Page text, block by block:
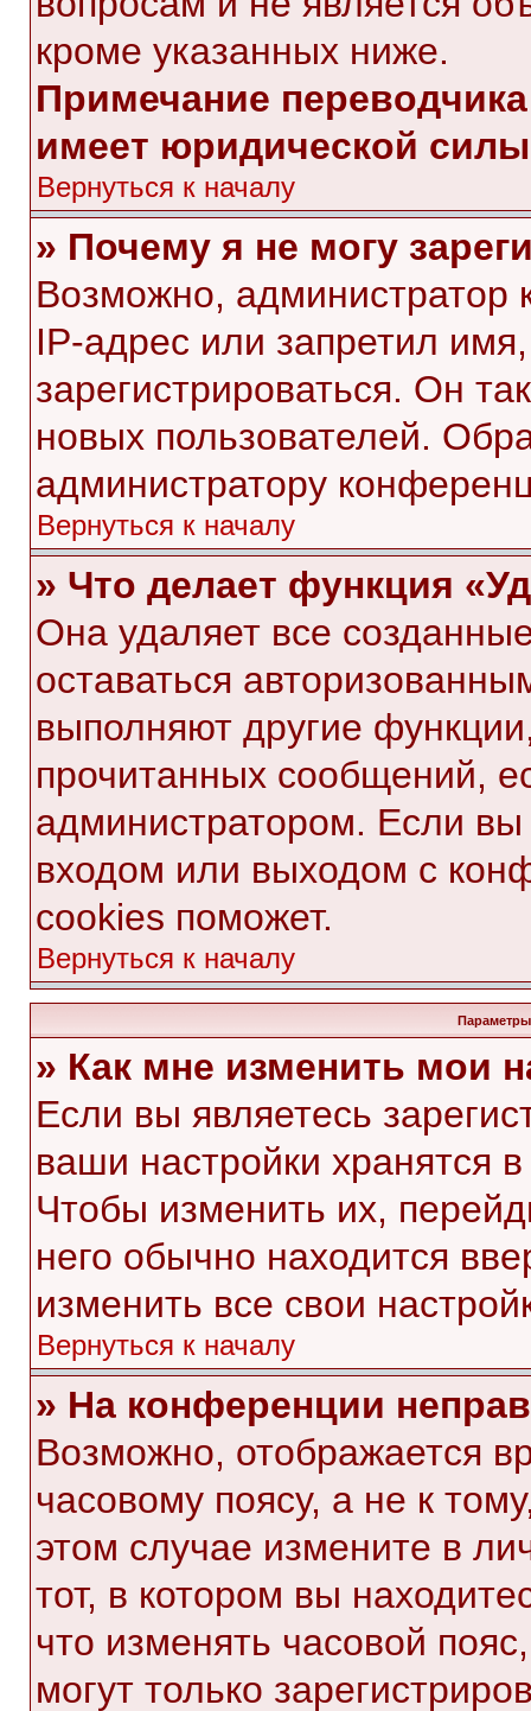
кроме указанных ниже.
Примечание
имеет юридической
Вернуться к началу
» Почему я не могу
Возможно, администратор
IP-адрес или запретил
зарегистрироваться. Он
новых пользователей.
администратору
Вернуться к началу
» Что делает функция
Она удаляет все
оставаться
выполняют другие
прочитанных сообщений,
администратором. Если
входом или выходом с
cookies поможет.
Вернуться к началу
Параметры
» Как мне изменить мои
Если вы являетесь
ваши настройки хранятся
Чтобы изменить их,
него обычно находится
изменить все свои
Вернуться к началу
» На конференции
Возможно, отображается
часовому поясу, а не к
этом случае измените в
тот, в котором вы
что изменять часовой
могут только